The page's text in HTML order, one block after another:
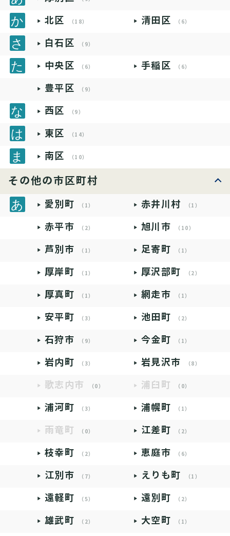
北区 （18） 清田区 （6）
白石区 （9）
中央区 （6） 手稲区 （6）
豊平区 （9）
西区 （9）
東区 （14）
南区 （10）
その他の市区町村
愛別町 （1） 赤井川村 （1）
赤平市 （2） 旭川市 （10）
芦別市 （1） 足寄町 （1）
厚岸町 （1） 厚沢部町 （2）
厚真町 （1） 網走市 （1）
安平町 （3） 池田町 （2）
石狩市 （9） 今金町 （1）
岩内町 （3） 岩見沢市 （8）
歌志内市 （0） 浦臼町 （0）
浦河町 （3） 浦幌町 （1）
雨竜町 （0） 江差町 （2）
枝幸町 （2） 恵庭市 （6）
江別市 （7） えりも町 （1）
遠軽町 （5） 遠別町 （2）
雄武町 （2） 大空町 （1）